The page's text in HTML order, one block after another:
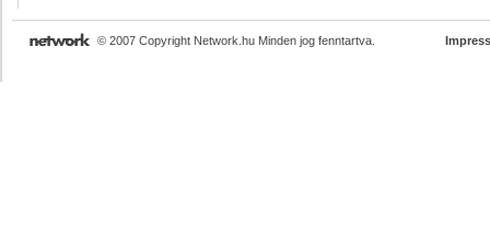
© 2007 Copyright Network.hu Minden jog fenntartva.